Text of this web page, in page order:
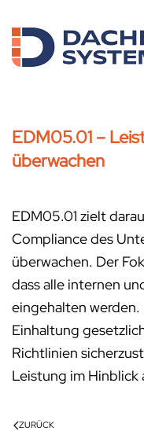
Skip to main
EDM05.01 –
überwachen
EDM05.01 zielt
Compliance des
überwachen. Der
dass alle internen
eingehalten
Einhaltung
Richtlinien
Leistung im
ZURÜCK